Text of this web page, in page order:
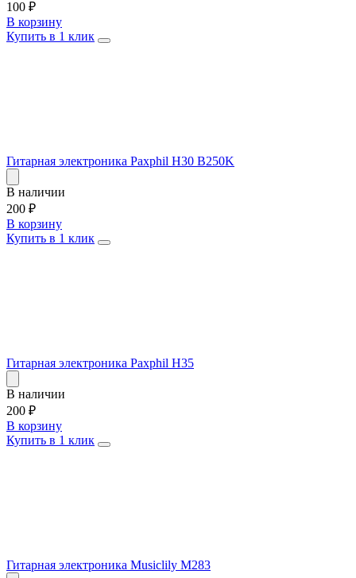
100 ₽
В корзину
Купить в 1 клик
Гитарная электроника Paxphil H30 B250K
В наличии
200 ₽
В корзину
Купить в 1 клик
Гитарная электроника Paxphil H35
В наличии
200 ₽
В корзину
Купить в 1 клик
Гитарная электроника Musiclily M283